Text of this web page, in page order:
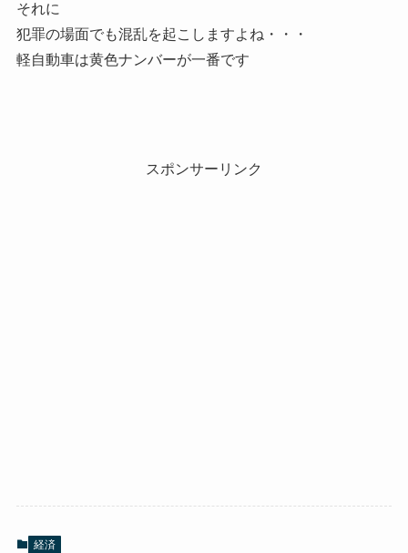
それに
犯罪の場面でも混乱を起こしますよね・・・
軽自動車は黄色ナンバーが一番です
スポンサーリンク
経済